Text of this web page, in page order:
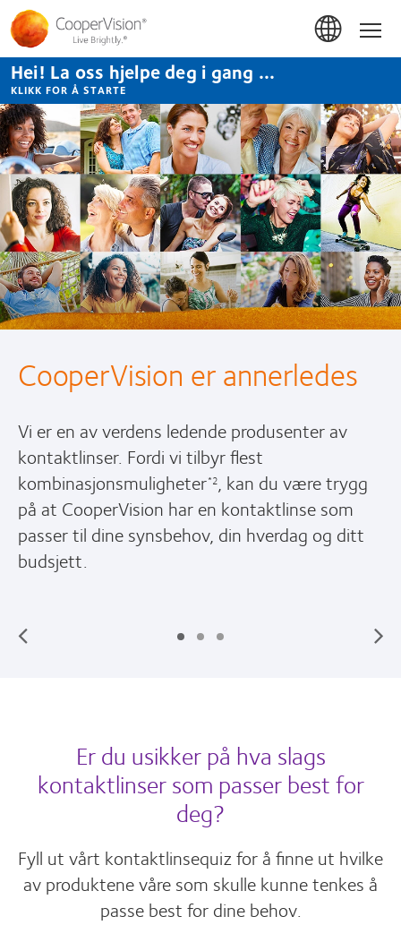
Hopp
hovedinnhold
Hei! La oss hjelpe deg i gang ...
KLIKK FOR Å STARTE
CooperVision
Norway
CooperVision er annerledes
Vi er en av verdens ledende produsenter av
kontaktlinser. Fordi vi tilbyr flest
kombinasjonsmuligheter*2, kan du være trygg
på at CooperVision har en kontaktlinse som
passer til dine synsbehov, din hverdag og ditt
budsjett.
Er du usikker på hva slags
kontaktlinser som passer best for
deg?
Fyll ut vårt kontaktlinsequiz for å finne ut hvilke
av produktene våre som skulle kunne tenkes å
passe best for dine behov.